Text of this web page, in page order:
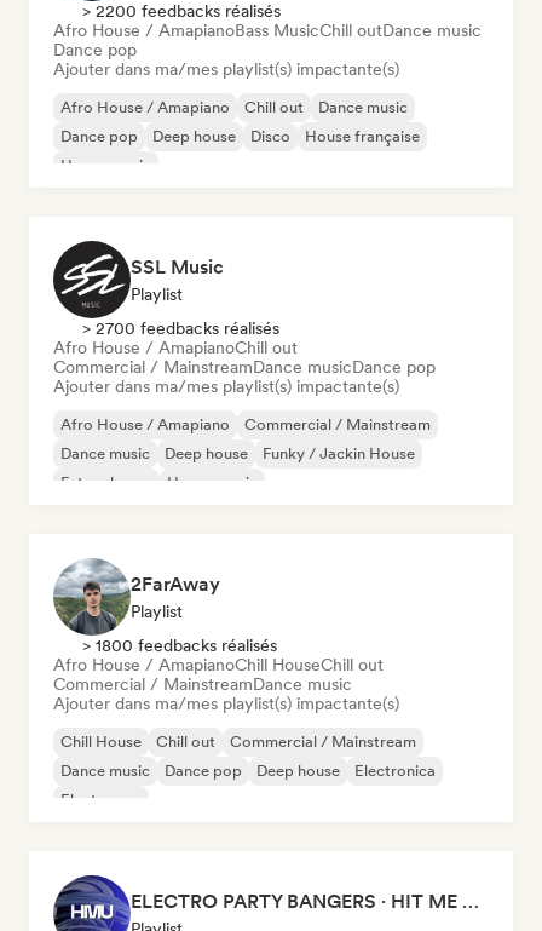
> 2200 feedbacks réalisés
Afro House / AmapianoBass MusicChill outDance music
Dance pop
Ajouter dans ma/mes playlist(s) impactante(s)
Afro House / Amapiano Chill out
Dance music
Dance pop
Deep house Disco
House française
House music
SSL Music
Playlist
> 2700 feedbacks réalisés
Afro House / AmapianoChill out
Commercial / MainstreamDance musicDance pop
Ajouter dans ma/mes playlist(s) impactante(s)
Afro House / Amapiano
Commercial / Mainstream
Dance music
Deep house
Funky / Jackin House
Future house
House music
2FarAway
Playlist
> 1800 feedbacks réalisés
Afro House / AmapianoChill HouseChill out
Commercial / MainstreamDance music
Ajouter dans ma/mes playlist(s) impactante(s)
Chill House Chill out
Commercial / Mainstream
Dance music
Dance pop Deep house
Electronica
Electropop
ELECTRO PARTY BANGERS · HIT ME UP MAG